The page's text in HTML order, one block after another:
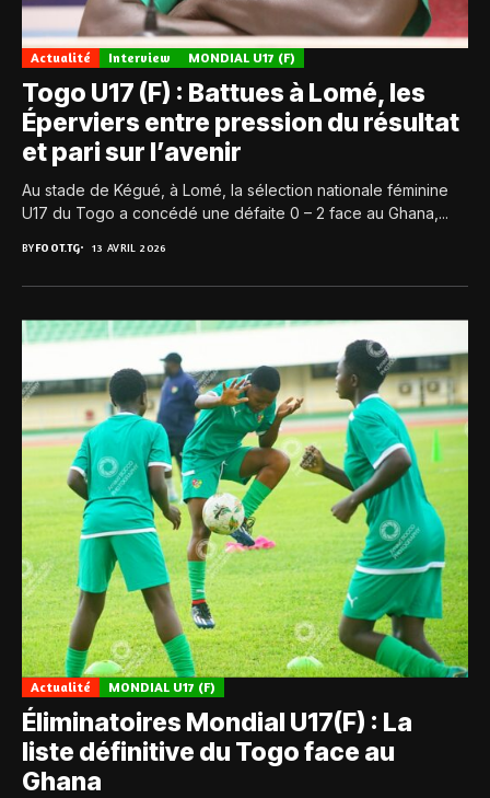
Actualité Interview MONDIAL U17 (F)
Togo U17 (F) : Battues à Lomé, les
Éperviers entre pression du résultat
et pari sur l’avenir
Au stade de Kégué, à Lomé, la sélection nationale féminine
U17 du Togo a concédé une défaite 0 – 2 face au Ghana,...
BYFOOT.TG 13 AVRIL 2026
Actualité MONDIAL U17 (F)
Éliminatoires Mondial U17(F) : La
liste définitive du Togo face au
Ghana